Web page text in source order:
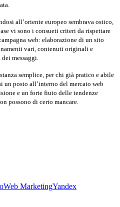
all’oriente europeo sembrava ostico,
vi sono i consueti criteri da rispettare
web: elaborazione di un sito
vari, contenuti originali e
messaggi.
semplice, per chi già pratico e abile
posto all’interno del mercato web
e un forte fiuto delle tendenze
possono di certo mancare.
Web MarketingYandex